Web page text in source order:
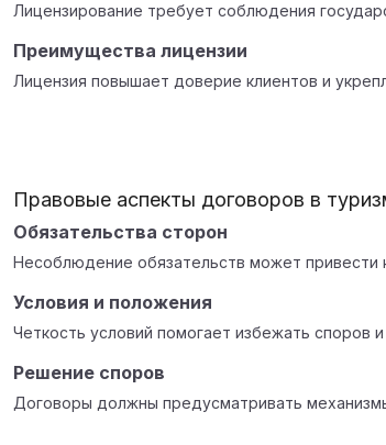
Лицензирование требует соблюдения
Преимущества лицензии
Лицензия повышает доверие клиентов и
Правовые аспекты договоров в
Обязательства сторон
Несоблюдение обязательств может привести
Условия и положения
Четкость условий помогает избежать споров
Решение споров
Договоры должны предусматривать